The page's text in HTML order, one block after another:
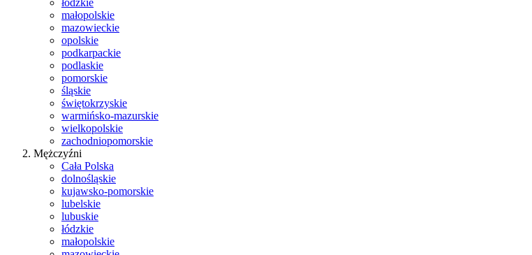
łódzkie
małopolskie
mazowieckie
opolskie
podkarpackie
podlaskie
pomorskie
śląskie
świętokrzyskie
warmińsko-mazurskie
wielkopolskie
zachodniopomorskie
Mężczyźni
Cała Polska
dolnośląskie
kujawsko-pomorskie
lubelskie
lubuskie
łódzkie
małopolskie